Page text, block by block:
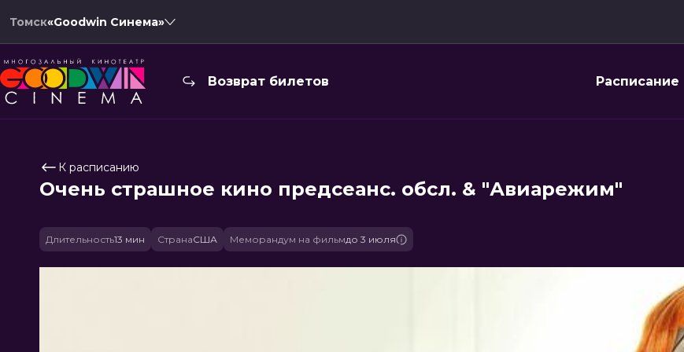
Томск«Goodwin Синема»
Возврат билетов Расписание
К расписанию
Очень страшное кино предсеанс. обсл. & "Авиарежим"
Длительность13 мин СтранаСША Меморандум на фильмдо 3 июля